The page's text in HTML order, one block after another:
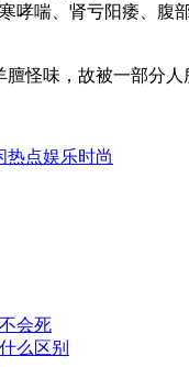
哮喘、肾亏阳痿、腹
怪味，故被一部分
热点娱乐时尚
会死
么区别